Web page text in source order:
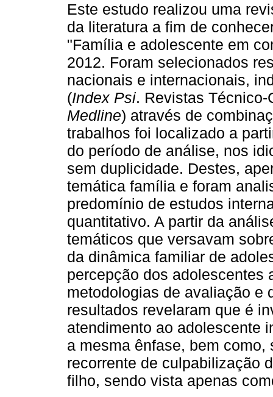
Este estudo realizou uma
da literatura a fim de
"Família e adolescente em
2012. Foram selecionados
nacionais e internacionais,
(Index Psi. Revistas
Medline) através de
trabalhos foi localizado a
do período de análise, nos
sem duplicidade. Destes,
temática família e foram
predomínio de estudos
quantitativo. A partir da
temáticos que versavam
da dinâmica familiar de
percepção dos adolescentes
metodologias de avaliação e
resultados revelaram que é
atendimento ao adolescente
a mesma ênfase, bem
recorrente de culpabilização
filho, sendo vista apenas